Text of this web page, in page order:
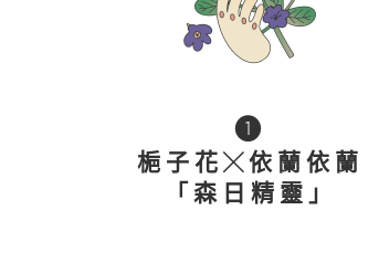
❶
梔 子 花 ╳依 蘭 依 蘭
「 森 日 精 靈 」